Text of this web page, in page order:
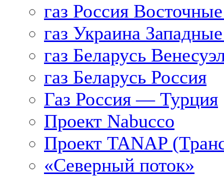
газ Россия
газ Украина
газ Беларусь
газ Беларусь Россия
Газ Россия — Турция
Проект Nabucco
Проект TANAP
«Северный поток»